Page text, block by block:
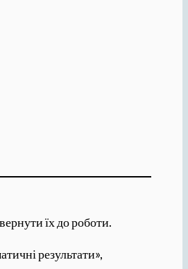
їх до роботи.
результати»,